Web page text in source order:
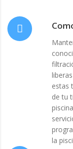
estas
de tu
la